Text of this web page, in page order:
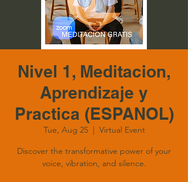
Nivel 1, Meditacion,
Aprendizaje y
Practica (ESPANOL)
Tue, Aug 25
  |
Virtual Event
Discover the transformative power of your
voice, vibration, and silence.